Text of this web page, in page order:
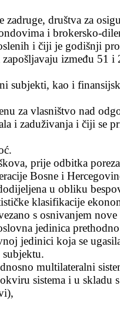
zadruge, društva za
i brokersko-
i čiji je godišnji
zapošljavaju između 51
kao i
za vlasništvo nad
i zaduživanja i čiji se
prije odbitka
Bosne i
u obliku
klasifikacije
s osnivanjem
jedinica
jedinici koja se
multilateralni
sistema i u